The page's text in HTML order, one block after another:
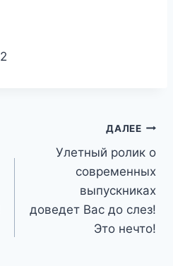
2
ДАЛЕЕ
Улетный ролик о
современных
выпускниках
доведет Вас до слез!
Это нечто!